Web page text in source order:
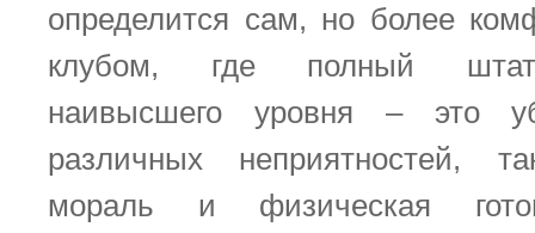
определится сам, но более
клубом, где полный штат
наивысшего уровня – это
различных неприятностей,
мораль и физическая